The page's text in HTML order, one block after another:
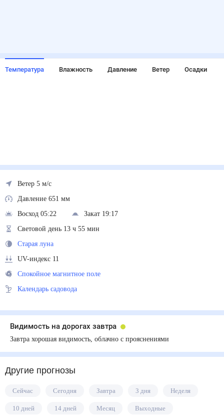
Температура Влажность Давление Ветер Осадки
Ветер 5 м/с
Давление 651 мм
Восход 05:22
Закат 19:17
Световой день 13 ч 55 мин
Старая луна
UV-индекс 11
Спокойное магнитное поле
Календарь садовода
Видимость на дорогах завтра
Завтра хорошая видимость, облачно с прояснениями
Другие прогнозы
Сейчас Сегодня Завтра 3 дня Неделя
10 дней 14 дней Месяц Выходные